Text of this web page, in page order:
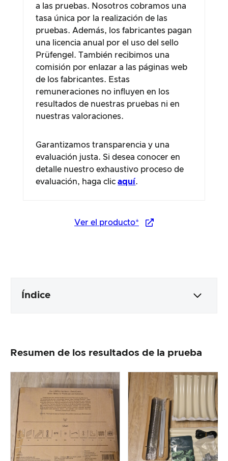
a las pruebas. Nosotros cobramos una
tasa única por la realización de las
pruebas. Además, los fabricantes pagan
una licencia anual por el uso del sello
Prüfengel. También recibimos una
comisión por enlazar a las páginas web
de los fabricantes. Estas
remuneraciones no influyen en los
resultados de nuestras pruebas ni en
nuestras valoraciones.
Garantizamos transparencia y una
evaluación justa. Si desea conocer en
detalle nuestro exhaustivo proceso de
evaluación, haga clicaquí.
Ver el producto*
Índice
Elaboración y aspecto del producto
La prueba práctica
Relación calidad/precio
Resultado global
Resumen de los resultados de la prueba